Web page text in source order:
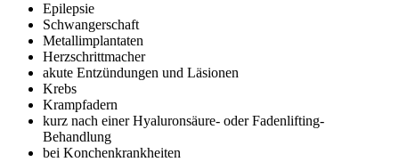
Epilepsie
Schwangerschaft
Metallimplantaten
Herzschrittmacher
akute Entzündungen und Läsionen
Krebs
Krampfadern
kurz nach einer Hyaluronsäure- oder Fadenlifting-
Behandlung
bei Konchenkrankheiten